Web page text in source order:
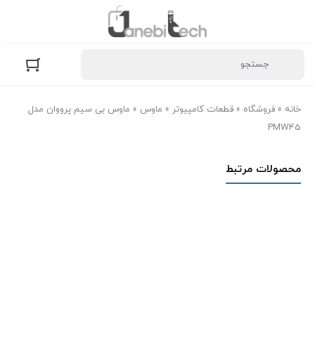
خانه » فروشگاه » قطعات کامپیوتر » ماوس » ماوس بی سیم پرووان مدل
PMW45
محصولات مرتبط